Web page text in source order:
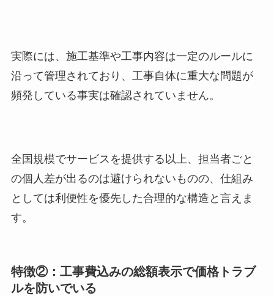
実際には、施工基準や工事内容は一定のルールに
沿って管理されており、工事自体に重大な問題が
頻発している事実は確認されていません。
全国規模でサービスを提供する以上、担当者ごと
の個人差が出るのは避けられないものの、仕組み
としては利便性を優先した合理的な構造と言えま
す。
特徴②：工事費込みの総額表示で価格トラブ
ルを防いでいる